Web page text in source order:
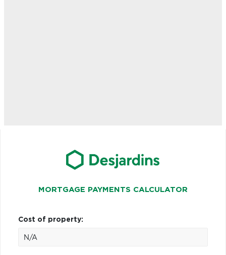
MORTGAGE PAYMENTS CALCULATOR
Cost of property: